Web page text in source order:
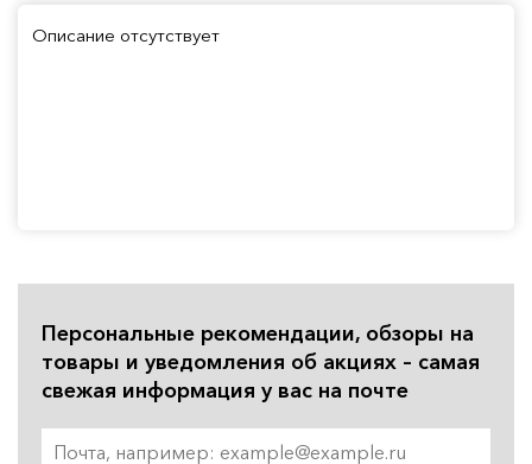
Описание отсутствует
Персональные рекомендации, обзоры на
товары и уведомления об акциях – самая
свежая информация у вас на почте